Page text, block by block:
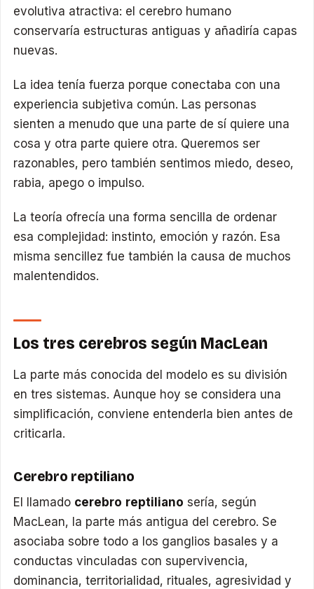
evolutiva atractiva: el cerebro humano
conservaría estructuras antiguas y añadiría capas
nuevas.
La idea tenía fuerza porque conectaba con una
experiencia subjetiva común. Las personas
sienten a menudo que una parte de sí quiere una
cosa y otra parte quiere otra. Queremos ser
razonables, pero también sentimos miedo, deseo,
rabia, apego o impulso.
La teoría ofrecía una forma sencilla de ordenar
esa complejidad: instinto, emoción y razón. Esa
misma sencillez fue también la causa de muchos
malentendidos.
Los tres cerebros según MacLean
La parte más conocida del modelo es su división
en tres sistemas. Aunque hoy se considera una
simplificación, conviene entenderla bien antes de
criticarla.
Cerebro reptiliano
El llamado cerebro reptiliano sería, según
MacLean, la parte más antigua del cerebro. Se
asociaba sobre todo a los ganglios basales y a
conductas vinculadas con supervivencia,
dominancia, territorialidad, rituales, agresividad y